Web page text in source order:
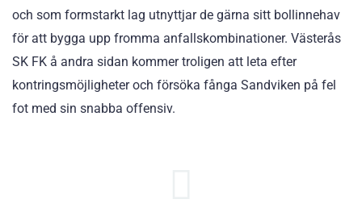
och som formstarkt lag utnyttjar de gärna sitt bollinnehav
för att bygga upp fromma anfallskombinationer. Västerås
SK FK å andra sidan kommer troligen att leta efter
kontringsmöjligheter och försöka fånga Sandviken på fel
fot med sin snabba offensiv.